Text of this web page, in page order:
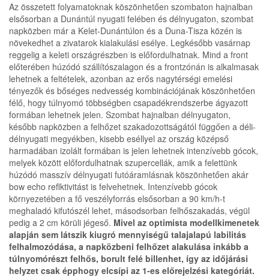
Az összetett folyamatoknak köszönhetően szombaton hajnalban
elsősorban a Dunántúl nyugati felében és délnyugaton, szombat
napközben már a Kelet-Dunántúlon és a Duna-Tisza közén is
növekedhet a zivatarok kialakulási esélye. Legkésőbb vasárnap
reggelig a keleti országrészben is előfordulhatnak. Mind a front
előterében húzódó szállítószalagon és a frontzónán is alkalmasak
lehetnek a feltételek, azonban az erős nagytérségi emelési
tényezők és bőséges nedvesség kombinációjának köszönhetően
félő, hogy túlnyomó többségben csapadékrendszerbe ágyazott
formában lehetnek jelen. Szombat hajnalban délnyugaton,
később napközben a felhőzet szakadozottságától függően a déli-
délnyugati megyékben, kisebb eséllyel az ország középső
harmadában izolált formában is jelen lehetnek intenzívebb gócok,
melyek között előfordulhatnak szupercellák, amik a felettünk
húzódó masszív délnyugati futóáramlásnak köszönhetően akár
bow echo reflktivitást is felvehetnek. Intenzívebb gócok
környezetében a fő veszélyforrás elsősorban a 90 km/h-t
meghaladó kifutószél lehet, másodsorban felhőszakadás, végül
pedig a 2 cm körüli jégeső. Mivel az optimista modellkimenetek
alapján sem látszik kiugró mennyiségű talajalapú labilitás
felhalmozódása, a napközbeni felhőzet alakulása inkább a
túlnyomórészt felhős, borult felé billenhet, így az időjárási
helyzet csak épphogy elcsípi az 1-es előrejelzési kategóriát.